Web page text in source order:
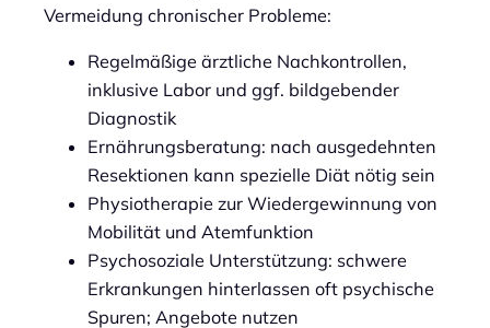
Vermeidung chronischer Probleme:
Regelmäßige ärztliche Nachkontrollen,
inklusive Labor und ggf. bildgebender
Diagnostik
Ernährungsberatung: nach ausgedehnten
Resektionen kann spezielle Diät nötig sein
Physiotherapie zur Wiedergewinnung von
Mobilität und Atemfunktion
Psychosoziale Unterstützung: schwere
Erkrankungen hinterlassen oft psychische
Spuren; Angebote nutzen